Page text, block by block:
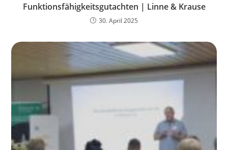
Funktionsfähigkeitsgutachten | Linne & Krause
30. April 2025